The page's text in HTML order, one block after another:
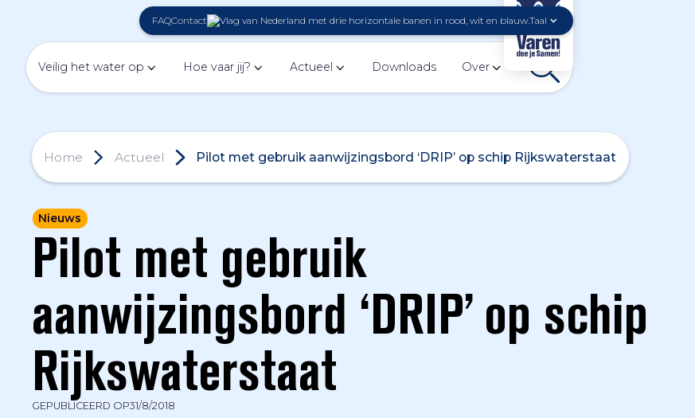
FAQContact Taal
Veilig het water op Hoe vaar jij? Actueel Downloads Over
Home Actueel Pilot met gebruik aanwijzingsbord ‘DRIP’ op schip Rijkswaterstaat
Nieuws
Pilot met gebruik
aanwijzingsbord ‘DRIP’ op schip
Rijkswaterstaat
GEPUBLICEERD OP31/8/2018